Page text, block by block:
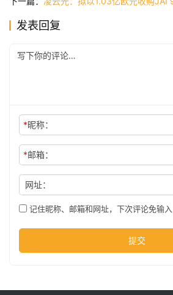
讯
公
时
科
技
发表回复
*昵称：
*邮箱：
网址：
记住昵称、邮箱和网址，下次评论免输入
提交